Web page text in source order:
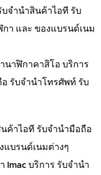
จำนำสินค้าไอที รับ
า และ ของแบรนด์เนม
นาฬิกาคาสิโอ บริการ
รับจำนำโทรศัพท์ รับ
ค้าไอที รับจำนำมือถือ
บรนด์เนมต่างๆ
Imac บริการ รับจำนำ